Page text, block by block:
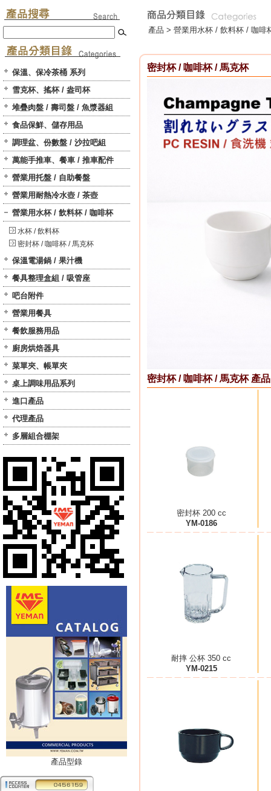
保溫、保冷茶桶 系列
雪克杯、搖杯 / 盎司杯
堆疊肉盤 / 壽司盤 / 魚漿器組
食品保鮮、儲存用品
調理盆、份數盤 / 沙拉吧組
萬能手推車、餐車 / 推車配件
營業用托盤 / 自助餐盤
營業用耐熱冷水壺 / 茶壺
營業用水杯 / 飲料杯 / 咖啡杯
水杯 / 飲料杯
密封杯 / 咖啡杯 / 馬克杯
保溫電湯鍋 / 果汁機
餐具整理盒組 / 吸管座
吧台附件
營業用餐具
餐飲服務用品
廚房烘焙器具
菜單夾、帳單夾
桌上調味用品系列
進口產品
代理產品
多層組合棚架
產品型錄
產品 > 營業用水杯 / 飲料杯 / 咖啡
密封杯 / 咖啡杯 / 馬克杯
密封杯 / 咖啡杯 / 馬克杯 產品
密封杯 200 cc
YM-0186
耐摔 公杯 350 cc
YM-0215